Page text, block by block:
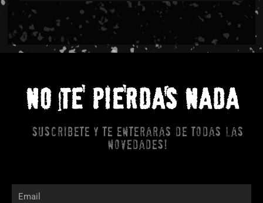
NO TE PIERDAS NADA
Suscribete y te enteraras de todas las
novedades!